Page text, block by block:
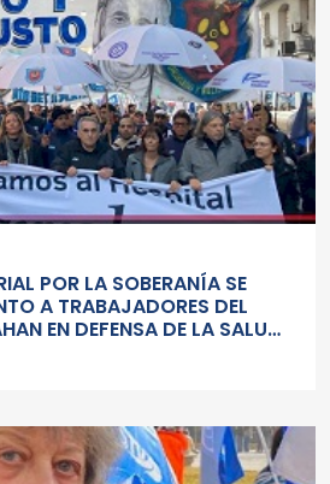
POR LA SOBERANÍA SE
A TRABAJADORES DEL
EN DEFENSA DE LA SALUD